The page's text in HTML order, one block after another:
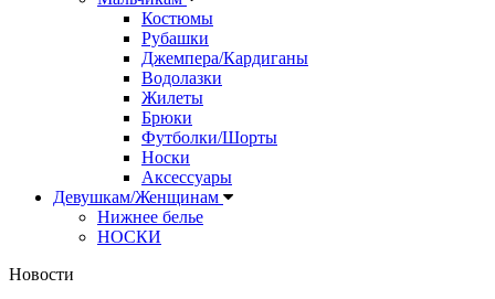
Костюмы
Рубашки
Джемпера/Кардиганы
Водолазки
Жилеты
Брюки
Футболки/Шорты
Носки
Аксессуары
Девушкам/Женщинам
Нижнее белье
НОСКИ
Новости